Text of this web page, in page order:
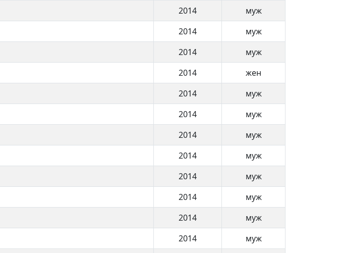
2014
муж
2014
муж
2014
муж
2014
жен
2014
муж
2014
муж
2014
муж
2014
муж
2014
муж
2014
муж
2014
муж
2014
муж